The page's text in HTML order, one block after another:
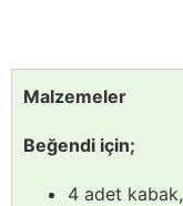
Malzemeler
Beğendi için;
4 adet kabak,